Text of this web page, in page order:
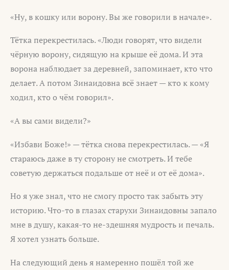
«Ну, в кошку или ворону. Вы же говорили в начале».
Тётка перекрестилась. «Люди говорят, что видели
чёрную ворону, сидящую на крыше её дома. И эта
ворона наблюдает за деревней, запоминает, кто что
делает. А потом Зинаидовна всё знает — кто к кому
ходил, кто о чём говорил».
«А вы сами видели?»
«Избави Боже!» — тётка снова перекрестилась. — «Я
стараюсь даже в ту сторону не смотреть. И тебе
советую держаться подальше от неё и от её дома».
Но я уже знал, что не смогу просто так забыть эту
историю. Что-то в глазах старухи Зинаидовны запало
мне в душу, какая-то не-здешняя мудрость и печаль.
Я хотел узнать больше.
На следующий день я намеренно пошёл той же